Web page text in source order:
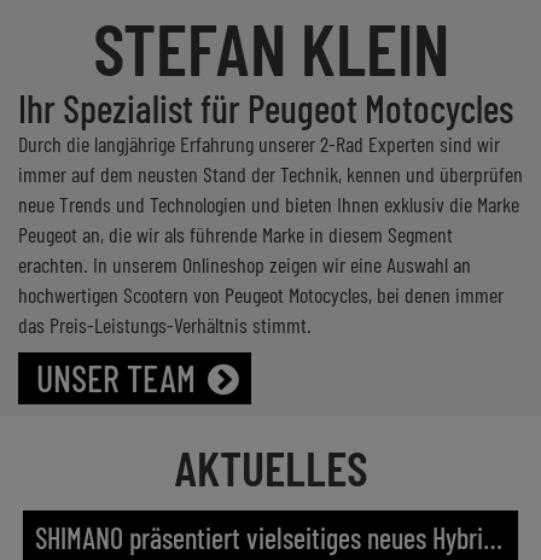
STEFAN KLEIN
Ihr Spezialist für Peugeot Motocycles
Durch die langjährige Erfahrung unserer 2-Rad Experten sind wir
immer auf dem neusten Stand der Technik, kennen und überprüfen
neue Trends und Technologien und bieten Ihnen exklusiv die Marke
Peugeot an, die wir als führende Marke in diesem Segment
erachten. In unserem Onlineshop zeigen wir eine Auswahl an
hochwertigen Scootern von Peugeot Motocycles, bei denen immer
das Preis-Leistungs-Verhältnis stimmt.
UNSER TEAM
AKTUELLES
SHIMANO präsentiert vielseitiges neues Hybridpedal